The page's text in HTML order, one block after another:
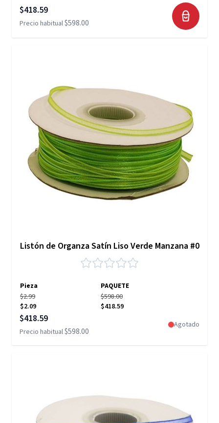
Precio especial
$418.59
Precio habitual$598.00
Listón de Organza Satín Liso Verde Manzana #0
Pieza
PAQUETE
$2.99
$2.09
$598.00
$418.59
Precio especial
$418.59
Precio habitual$598.00
Agotado